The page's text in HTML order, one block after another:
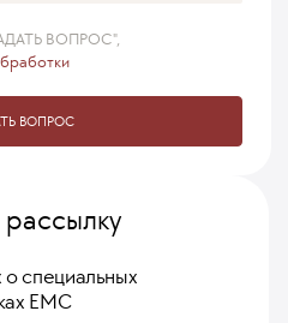
ВОПРОС",
ВОПРОС
о специальных
ЕМС